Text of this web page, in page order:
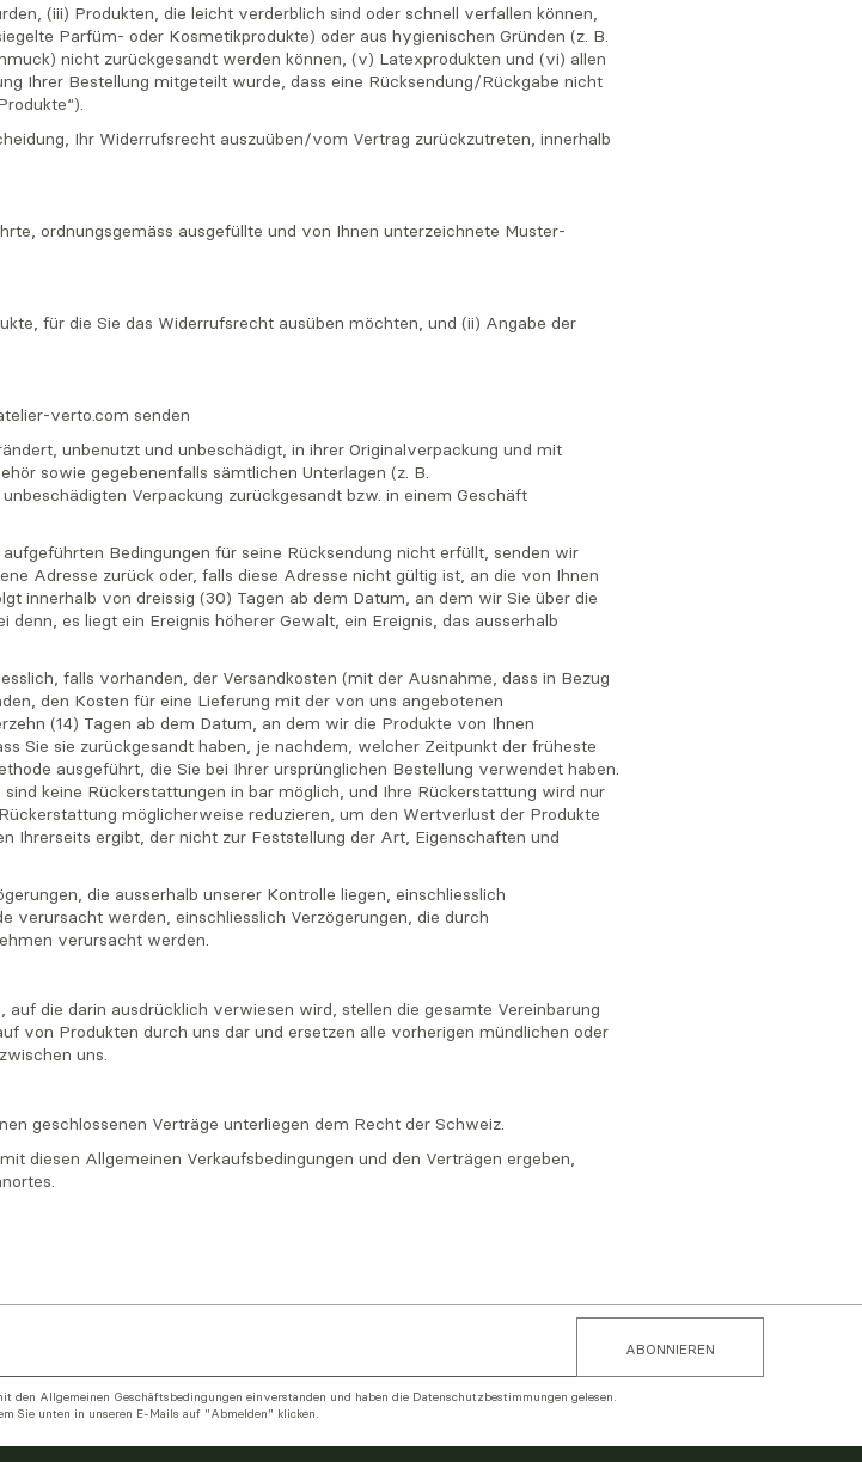
(iii) Produkten, die leicht verderblich sind oder schnell verfallen können,
Parfüm- oder Kosmetikprodukte) oder aus hygienischen Gründen (z. B.
nicht zurückgesandt werden können, (v) Latexprodukten und (vi) allen
Ihrer Bestellung mitgeteilt wurde, dass eine Rücksendung/Rückgabe nicht
Ihr Widerrufsrecht auszuüben/vom Vertrag zurückzutreten, innerhalb
ordnungsgemäss ausgefüllte und von Ihnen unterzeichnete Muster-
für die Sie das Widerrufsrecht ausüben möchten, und (ii) Angabe der
verto.com senden
unbenutzt und unbeschädigt, in ihrer Originalverpackung und mit
sowie gegebenenfalls sämtlichen Unterlagen (z. B.
Verpackung zurückgesandt bzw. in einem Geschäft
Bedingungen für seine Rücksendung nicht erfüllt, senden wir
Adresse zurück oder, falls diese Adresse nicht gültig ist, an die von Ihnen
innerhalb von dreissig (30) Tagen ab dem Datum, an dem wir Sie über die
es liegt ein Ereignis höherer Gewalt, ein Ereignis, das ausserhalb
falls vorhanden, der Versandkosten (mit der Ausnahme, dass in Bezug
den Kosten für eine Lieferung mit der von uns angebotenen
(14) Tagen ab dem Datum, an dem wir die Produkte von Ihnen
Sie sie zurückgesandt haben, je nachdem, welcher Zeitpunkt der früheste
ausgeführt, die Sie bei Ihrer ursprünglichen Bestellung verwendet haben.
keine Rückerstattungen in bar möglich, und Ihre Rückerstattung wird nur
möglicherweise reduzieren, um den Wertverlust der Produkte
Ihrerseits ergibt, der nicht zur Feststellung der Art, Eigenschaften und
die ausserhalb unserer Kontrolle liegen, einschliesslich
verursacht werden, einschliesslich Verzögerungen, die durch
verursacht werden.
auf die darin ausdrücklich verwiesen wird, stellen die gesamte Vereinbarung
von Produkten durch uns dar und ersetzen alle vorherigen mündlichen oder
uns.
geschlossenen Verträge unterliegen dem Recht der Schweiz.
diesen Allgemeinen Verkaufsbedingungen und den Verträgen ergeben,
den Allgemeinen Geschäftsbedingungen einverstanden und haben die Datenschutzbestimmungen gelesen.
Sie unten in unseren E-Mails auf "Abmelden" klicken.